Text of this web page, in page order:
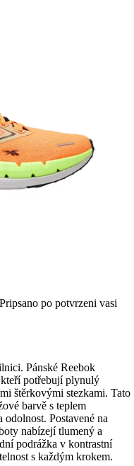
Pripsano po potvrzeni vasi
Pánské Reebok
potřebují plynulý
štěrkovými stezkami. Tato
barvě s teplem
Postavené na
nabízejí tlumený a
podrážka v kontrastní
s každým krokem.